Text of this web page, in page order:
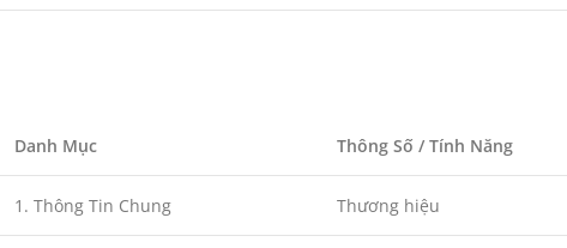
Danh Mục Thông Số / Tính Năng
1. Thông Tin Chung Thương hiệu